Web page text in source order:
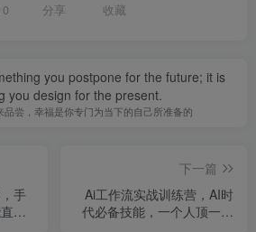
0 分享 收藏
you postpone for the future; it is
you design for the present.
品尝，幸福是你专门为当下的自己所准备的
手
接
下一篇
Ai工作流实战训练营，AI时
代必备技能，一个人顶一个